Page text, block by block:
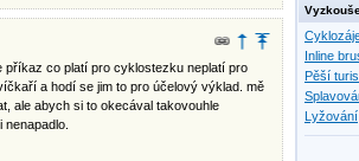
příkaz co platí pro cyklostezku neplatí pro
a hodí se jim to pro účelový výklad. mě
ale abych si to okecával takovouhle
Inline
Pěší
Lyžování